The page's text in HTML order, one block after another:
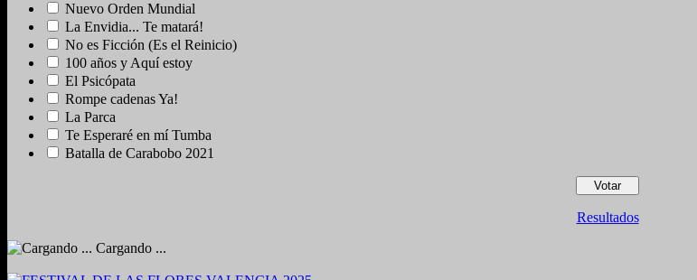
Nuevo Orden Mundial
La Envidia... Te matará!
No es Ficción (Es el Reinicio)
100 años y Aquí estoy
El Psicópata
Rompe cadenas Ya!
La Parca
Te Esperaré en mí Tumba
Batalla de Carabobo 2021
Resultados
Cargando ...